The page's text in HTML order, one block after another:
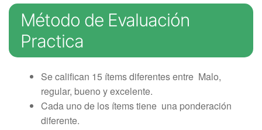
Método de Evaluación
Practica
Se califican 15 ítems diferentes entre Malo,
regular, bueno y excelente.
Cada uno de los ítems tiene una ponderación
diferente.